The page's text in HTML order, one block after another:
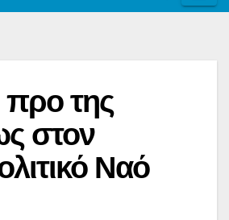
προ της
στον
Ναό